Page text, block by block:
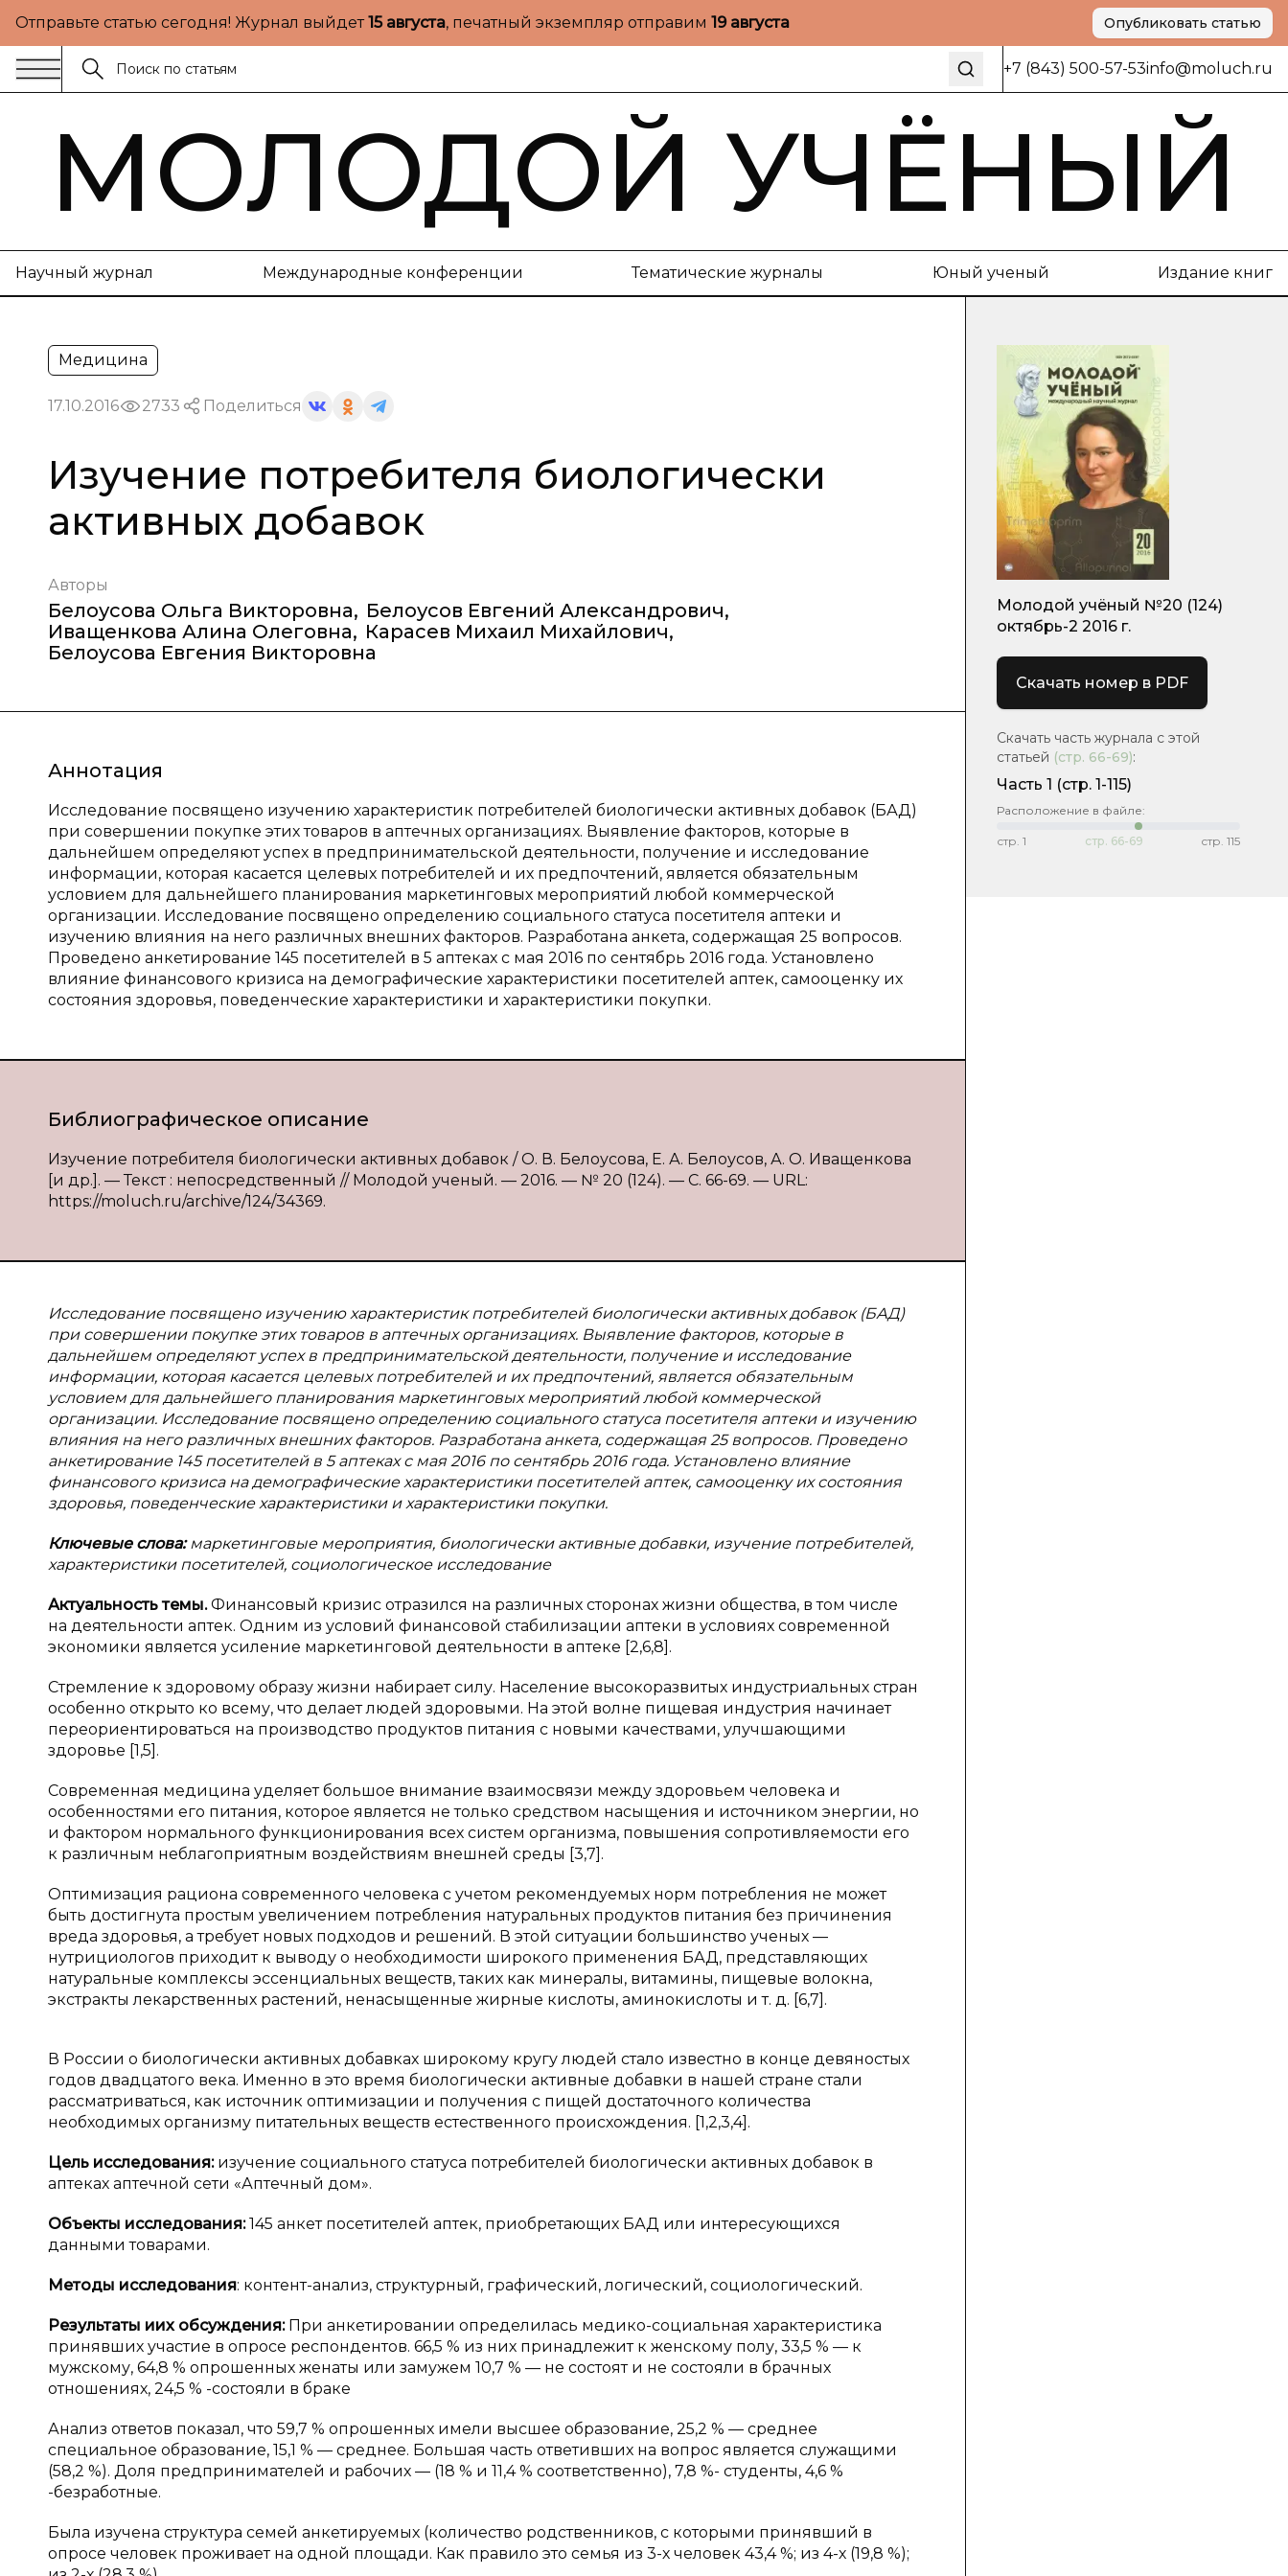
Отправьте статью сегодня! Журнал выйдет15 августа, печатный экземпляр отправим 19 августа Опубликовать статью
+7 (843) 500-57-53info@moluch.ru
МОЛОДОЙ УЧЁНЫЙ
Научный журнал Международные конференции Тематические журналы Юный ученый Издание книг
Медицина
17.10.2016 2733 Поделиться
Изучение потребителя биологически
активных добавок
Авторы
Белоусова Ольга Викторовна, Белоусов Евгений Александрович,
Иващенкова Алина Олеговна, Карасев Михаил Михайлович,
Белоусова Евгения Викторовна
Аннотация
Исследование посвящено изучению характеристик потребителей биологически активных добавок (БАД)
при совершении покупке этих товаров в аптечных организациях. Выявление факторов, которые в
дальнейшем определяют успех в предпринимательской деятельности, получение и исследование
информации, которая касается целевых потребителей и их предпочтений, является обязательным
условием для дальнейшего планирования маркетинговых мероприятий любой коммерческой
организации. Исследование посвящено определению социального статуса посетителя аптеки и
изучению влияния на него различных внешних факторов. Разработана анкета, содержащая 25 вопросов.
Проведено анкетирование 145 посетителей в 5 аптеках с мая 2016 по сентябрь 2016 года. Установлено
влияние финансового кризиса на демографические характеристики посетителей аптек, самооценку их
состояния здоровья, поведенческие характеристики и характеристики покупки.
Библиографическое описание
Изучение потребителя биологически активных добавок / О. В. Белоусова, Е. А. Белоусов, А. О. Иващенкова
[и др.]. — Текст : непосредственный // Молодой ученый. — 2016. — № 20 (124). — С. 66-69. — URL:
https://moluch.ru/archive/124/34369.
Исследование посвящено изучению характеристик потребителей биологически активных добавок (БАД)
при совершении покупке этих товаров в аптечных организациях. Выявление факторов, которые в
дальнейшем определяют успех в предпринимательской деятельности, получение и исследование
информации, которая касается целевых потребителей и их предпочтений, является обязательным
условием для дальнейшего планирования маркетинговых мероприятий любой коммерческой
организации. Исследование посвящено определению социального статуса посетителя аптеки и изучению
влияния на него различных внешних факторов. Разработана анкета, содержащая 25 вопросов. Проведено
анкетирование 145 посетителей в 5 аптеках с мая 2016 по сентябрь 2016 года. Установлено влияние
финансового кризиса на демографические характеристики посетителей аптек, самооценку их состояния
здоровья, поведенческие характеристики и характеристики покупки.
Ключевые слова:маркетинговые мероприятия, биологически активные добавки, изучение потребителей,
характеристики посетителей, социологическое исследование
Актуальность темы.Финансовый кризис отразился на различных сторонах жизни общества, в том числе
на деятельности аптек. Одним из условий финансовой стабилизации аптеки в условиях современной
экономики является усиление маркетинговой деятельности в аптеке [2,6,8].
Стремление к здоровому образу жизни набирает силу. Население высокоразвитых индустриальных стран
особенно открыто ко всему, что делает людей здоровыми. На этой волне пищевая индустрия начинает
переориентироваться на производство продуктов питания с новыми качествами, улучшающими
здоровье [1,5].
Современная медицина уделяет большое внимание взаимосвязи между здоровьем человека и
особенностями его питания, которое является не только средством насыщения и источником энергии, но
и фактором нормального функционирования всех систем организма, повышения сопротивляемости его
к различным неблагоприятным воздействиям внешней среды [3,7].
Оптимизация рациона современного человека с учетом рекомендуемых норм потребления не может
быть достигнута простым увеличением потребления натуральных продуктов питания без причинения
вреда здоровья, а требует новых подходов и решений. В этой ситуации большинство ученых —
нутрициологов приходит к выводу о необходимости широкого применения БАД, представляющих
натуральные комплексы эссенциальных веществ, таких как минералы, витамины, пищевые волокна,
экстракты лекарственных растений, ненасыщенные жирные кислоты, аминокислоты и т. д. [6,7].
В России о биологически активных добавках широкому кругу людей стало известно в конце девяностых
годов двадцатого века. Именно в это время биологически активные добавки в нашей стране стали
рассматриваться, как источник оптимизации и получения с пищей достаточного количества
необходимых организму питательных веществ естественного происхождения. [1,2,3,4].
Цель исследования:изучение социального статуса потребителей биологически активных добавок в
аптеках аптечной сети «Аптечный дом».
Объекты исследования:145 анкет посетителей аптек, приобретающих БАД или интересующихся
данными товарами.
Методы исследования: контент-анализ, структурный, графический, логический, социологический.
Результаты иих обсуждения: При анкетировании определилась медико-социальная характеристика
принявших участие в опросе респондентов. 66,5 % из них принадлежит к женскому полу, 33,5 % — к
мужскому, 64,8 % опрошенных женаты или замужем 10,7 % — не состоят и не состояли в брачных
отношениях, 24,5 % -состояли в браке
Анализ ответов показал, что 59,7 % опрошенных имели высшее образование, 25,2 % — среднее
специальное образование, 15,1 % — среднее. Большая часть ответивших на вопрос является служащими
(58,2 %). Доля предпринимателей и рабочих — (18 % и 11,4 % соответственно), 7,8 %- студенты, 4,6 %
-безработные.
Была изучена структура семей анкетируемых (количество родственников, с которыми принявший в
опросе человек проживает на одной площади. Как правило это семья из 3-х человек 43,4 %; из 4-х (19,8 %);
Молодой учёный №20 (124)
октябрь-2 2016 г.
Скачать номер в PDF
Скачать часть журнала с этой
статьей (стр. 66-69):
Часть 1 (стр. 1-115)
Расположение в файле:
стр. 1 стр. 66-69 стр. 115